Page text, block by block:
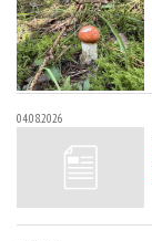
04.08.2026